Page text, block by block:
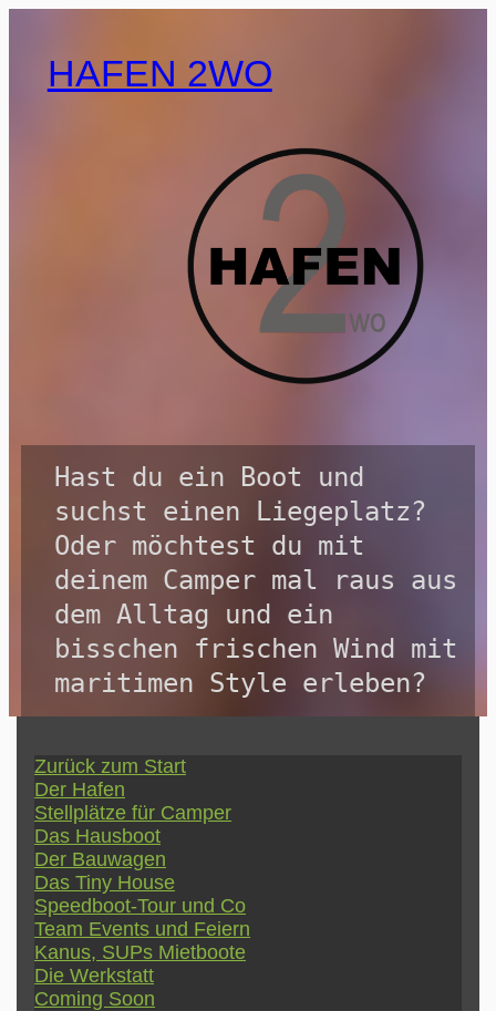
HAFEN 2WO
Hast du ein Boot und
suchst einen Liegeplatz?
Oder möchtest du mit
deinem Camper mal raus aus
dem Alltag und ein
bisschen frischen Wind mit
maritimen Style erleben?
Zurück zum Start
Der Hafen
Stellplätze für Camper
Das Hausboot
Der Bauwagen
Das Tiny House
Speedboot-Tour und Co
Team Events und Feiern
Kanus, SUPs Mietboote
Die Werkstatt
Coming Soon